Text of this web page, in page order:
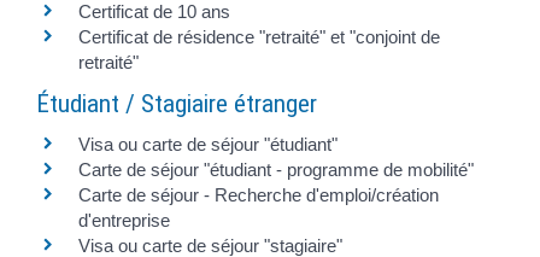
Certificat de 10 ans
Certificat de résidence "retraité" et "conjoint de
retraité"
Étudiant / Stagiaire étranger
Visa ou carte de séjour "étudiant"
Carte de séjour "étudiant - programme de mobilité"
Carte de séjour - Recherche d'emploi/création
d'entreprise
Visa ou carte de séjour "stagiaire"